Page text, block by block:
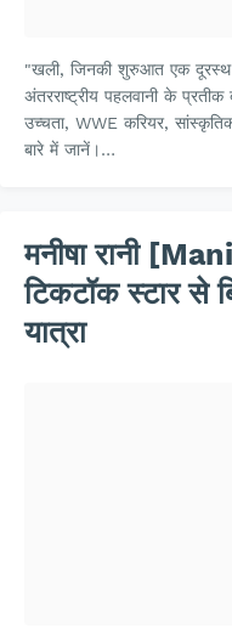
"खली, जिनकी शुरुआत एक दूरस्थ
अंतरराष्ट्रीय पहलवानी के
उच्चता, WWE करियर,
बारे में जानें।…
मनीषा रानी
टिकटॉक स्टार से
यात्रा